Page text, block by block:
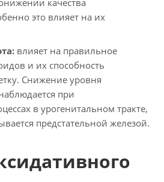
качества
это влияет на их
влияет на правильное
и их способность
Снижение уровня
при
в урогенитальном тракте,
предстательной железой.